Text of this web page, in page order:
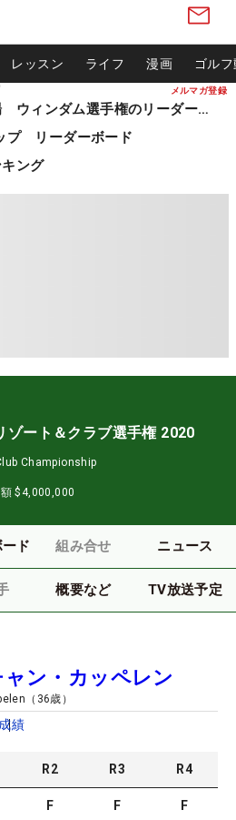
メルマガ登録
レッスン ライフ 漫画 ゴル
松山英樹ら出場 ウィンダム選手権のリーダーボード
プ リーダーボード
ング
ゾート＆クラブ選手権 2020
Championship
$4,000,000
ド 組み合せ ニュース
概要など TV放送予定
ン・カッペレン
（ 36歳）
成績
R2 R3 R4
F F F